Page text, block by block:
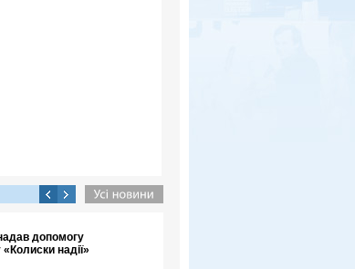
допомогу
надії»